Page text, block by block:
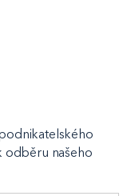
odběru našeho